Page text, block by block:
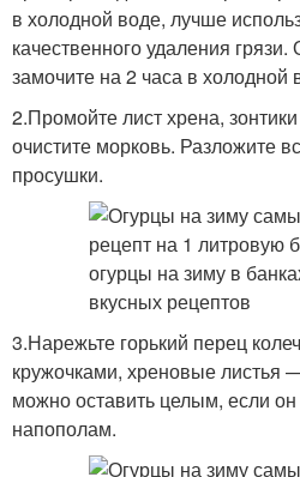
в холодной воде, лучше
качественного удаления грязи.
замочите на 2 часа в холодной
2.Промойте лист хрена,
очистите морковь. Разложите
просушки.
3.Нарежьте горький перец
кружочками, хреновые листья
можно оставить целым, если
напополам.